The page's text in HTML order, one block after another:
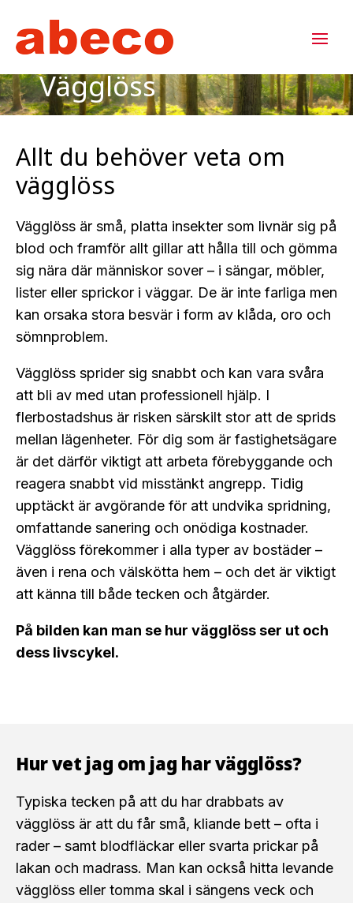
Vägglöss
Allt du behöver veta om
vägglöss
Vägglöss är små, platta insekter som livnär sig på
blod och framför allt gillar att hålla till och gömma
sig nära där människor sover – i sängar, möbler,
lister eller sprickor i väggar. De är inte farliga men
kan orsaka stora besvär i form av klåda, oro och
sömnproblem.
Vägglöss sprider sig snabbt och kan vara svåra
att bli av med utan professionell hjälp. I
flerbostadshus är risken särskilt stor att de sprids
mellan lägenheter. För dig som är fastighetsägare
är det därför viktigt att arbeta förebyggande och
reagera snabbt vid misstänkt angrepp. Tidig
upptäckt är avgörande för att undvika spridning,
omfattande sanering och onödiga kostnader.
Vägglöss förekommer i alla typer av bostäder –
även i rena och välskötta hem – och det är viktigt
att känna till både tecken och åtgärder.
På bilden kan man se hur vägglöss ser ut och
dess livscykel.
Hur vet jag om jag har vägglöss?
Typiska tecken på att du har drabbats av
vägglöss är att du får små, kliande bett – ofta i
rader – samt blodfläckar eller svarta prickar på
lakan och madrass. Man kan också hitta levande
vägglöss eller tomma skal i sängens veck och